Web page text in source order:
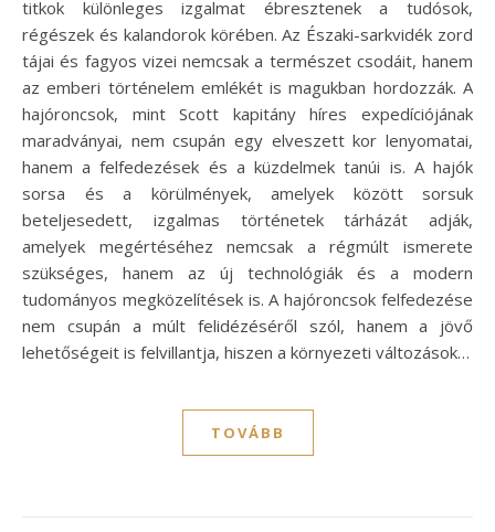
titkok különleges izgalmat ébresztenek a tudósok,
régészek és kalandorok körében. Az Északi-sarkvidék zord
tájai és fagyos vizei nemcsak a természet csodáit, hanem
az emberi történelem emlékét is magukban hordozzák. A
hajóroncsok, mint Scott kapitány híres expedíciójának
maradványai, nem csupán egy elveszett kor lenyomatai,
hanem a felfedezések és a küzdelmek tanúi is. A hajók
sorsa és a körülmények, amelyek között sorsuk
beteljesedett, izgalmas történetek tárházát adják,
amelyek megértéséhez nemcsak a régmúlt ismerete
szükséges, hanem az új technológiák és a modern
tudományos megközelítések is. A hajóroncsok felfedezése
nem csupán a múlt felidézéséről szól, hanem a jövő
lehetőségeit is felvillantja, hiszen a környezeti változások…
TOVÁBB